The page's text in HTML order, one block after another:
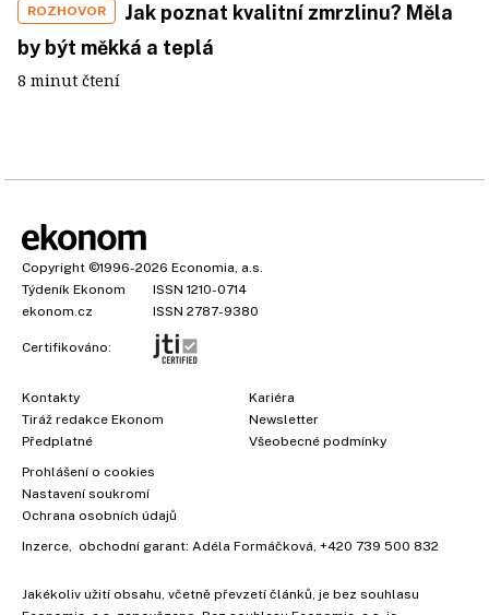
ROZHOVOR
Jak poznat kvalitní zmrzlinu? Měla
by být měkká a teplá
8 minut čtení
Copyright ©1996-2026 Economia, a.s.
Týdeník Ekonom
ISSN 1210-0714
ekonom.cz
ISSN 2787-9380
Certifikováno:
Kontakty
Tiráž redakce Ekonom
Předplatné
Kariéra
Newsletter
Všeobecné podmínky
Prohlášení o cookies
Nastavení soukromí
Ochrana osobních údajů
Inzerce , obchodní garant: Adéla Formáčková +420 739 500 832
Jakékoliv užití obsahu, včetně převzetí článků, je bez souhlasu